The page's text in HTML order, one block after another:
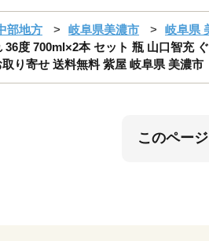
部地方 岐阜県美濃市
岐阜県
36度 700ml×2本 セット 瓶 山口智充
り寄せ 送料無料 紫屋 岐阜県 美濃市
このペー